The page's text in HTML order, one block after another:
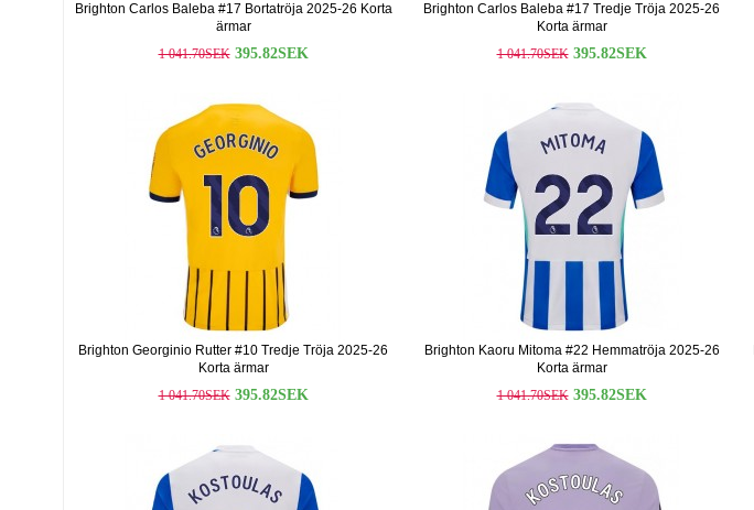
Brighton Carlos Baleba #17 Bortatröja 2025-26 Korta
ärmar
1 041.70SEK 395.82SEK
Brighton Carlos Baleba #17 Tredje Tröja 2025-26
Korta ärmar
1 041.70SEK 395.82SEK
Brighton Georginio Rutter #10 Tredje Tröja 2025-26
Korta ärmar
1 041.70SEK 395.82SEK
Brighton Kaoru Mitoma #22 Hemmatröja 2025-26
Korta ärmar
1 041.70SEK 395.82SEK